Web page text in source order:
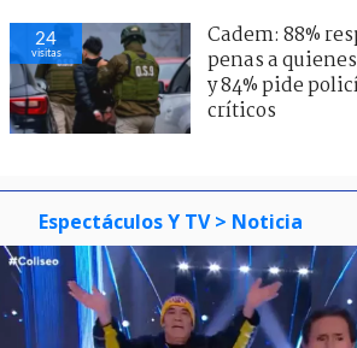
24
visitas
Cadem: 88%
penas a
y 84% pide
críticos
Espectáculos Y TV > Noticia